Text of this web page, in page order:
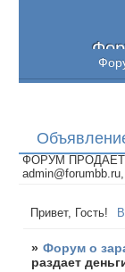
ФОРУМ
Привет, Гость!
» Форум о
раздает